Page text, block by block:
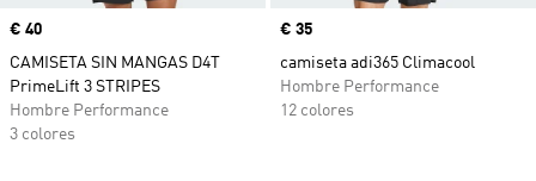
Precio
€ 40
CAMISETA SIN MANGAS D4T
PrimeLift 3 STRIPES
Hombre Performance
3 colores
Precio
€ 35
camiseta adi365 Climacool
Hombre Performance
12 colores